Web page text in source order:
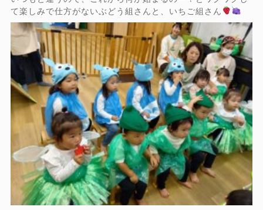
て楽しみで仕方がないぶどう組さんと、いちご組さん